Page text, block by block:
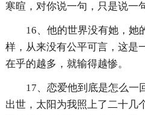
寒暄，对你说一句，只是说一
16、他的世界没有她，她
样，从来没有公平可言，这是
在乎的越多，就输得越惨。
17、恋爱他到底是怎么一
出世，太阳为我照上了二十几